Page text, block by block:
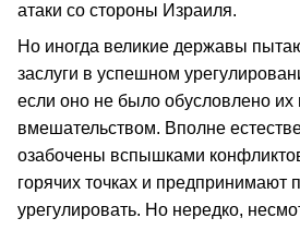
атаки со стороны Израиля.
Но иногда великие державы
заслуги в успешном
если оно не было обусловлено
вмешательством. Вполне
озабочены вспышками
горячих точках и предпринимают
урегулировать. Но нередко,